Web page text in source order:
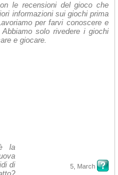
le recensioni del gioco che
informazioni sui giochi prima
per farvi conoscere e
solo rivedere i giochi
e giocare.
la
di
5, March